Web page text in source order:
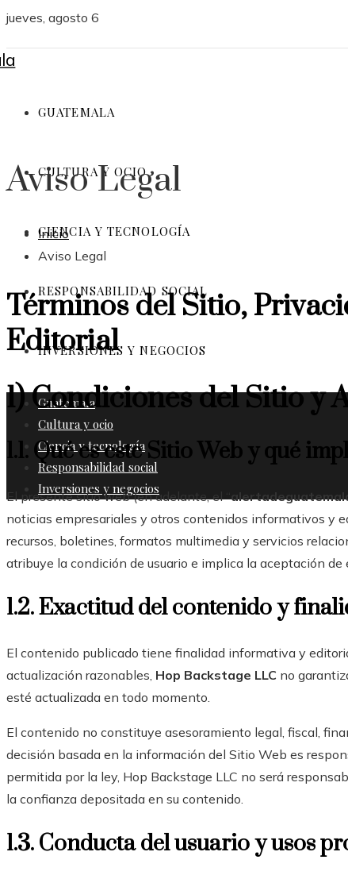
jueves, agosto 6
GUATEMALA
CULTURA Y OCIO
CIENCIA Y TECNOLOGÍA
RESPONSABILIDAD SOCIAL
INVERSIONES Y NEGOCIOS
Guatemala
Cultura y ocio
Ciencia y tecnología
Responsabilidad social
Inversiones y negocios
Aviso Legal
Inicio
Aviso Legal
Términos del Sitio,
Editorial
1) Condiciones del Sitio y
1.1. Qué es este Sitio Web y qué
El presente sitio web (en adelante, el “
noticias empresariales y otros contenidos informativos y
recursos, boletines, formatos multimedia y servicios
atribuye la condición de usuario e implica la aceptación de
1.2. Exactitud del contenido y
El contenido publicado tiene finalidad informativa y
actualización razonables, Hop Backstage LLC no
esté actualizada en todo momento.
El contenido no constituye asesoramiento legal, fiscal,
decisión basada en la información del Sitio Web es
permitida por la ley, Hop Backstage LLC no será
la confianza depositada en su contenido.
1.3. Conducta del usuario y usos